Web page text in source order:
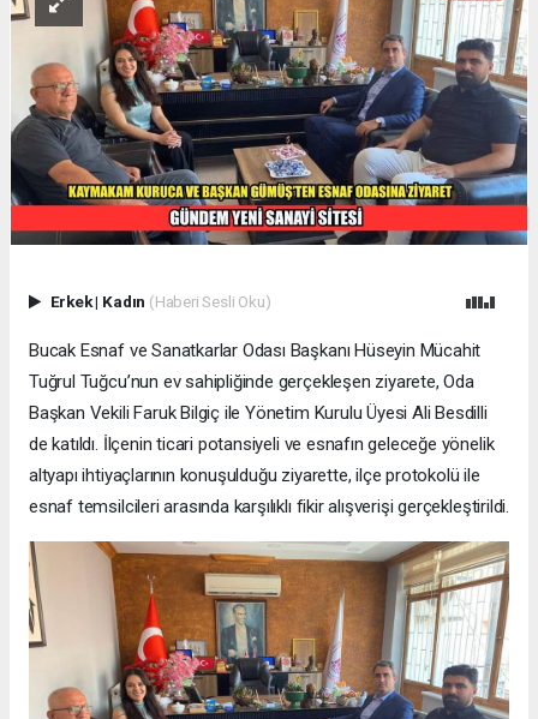
Erkek| Kadın (Haberi Sesli Oku)
Bucak Esnaf ve Sanatkarlar Odası Başkanı Hüseyin Mücahit
Tuğrul Tuğcu’nun ev sahipliğinde gerçekleşen ziyarete, Oda
Başkan Vekili Faruk Bilgiç ile Yönetim Kurulu Üyesi Ali Besdilli
de katıldı. İlçenin ticari potansiyeli ve esnafın geleceğe yönelik
altyapı ihtiyaçlarının konuşulduğu ziyarette, ilçe protokolü ile
esnaf temsilcileri arasında karşılıklı fikir alışverişi gerçekleştirildi.